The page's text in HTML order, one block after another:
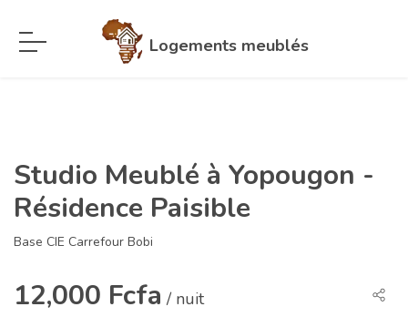
Logements meublés
Studio Meublé à Yopougon -
Résidence Paisible
Base CIE Carrefour Bobi
12,000 Fcfa / nuit